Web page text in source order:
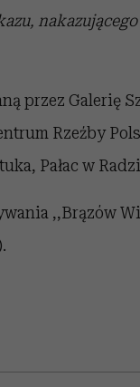
przez Galerię
Rzeźby
Pałac w
,,Brązów